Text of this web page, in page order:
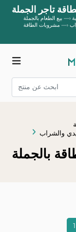
تاجر الجملة
—› بيع الطعام بالجملة
—› مشروبات الطاقة
والشراب
بالجملة
1
متجر